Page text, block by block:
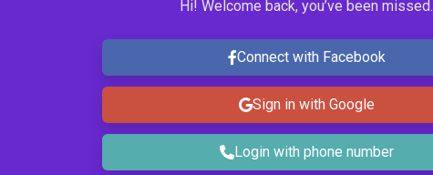
Hi! Welcome back, you’ve been missed.
Connect with Facebook
Sign in with Google
Login with phone number